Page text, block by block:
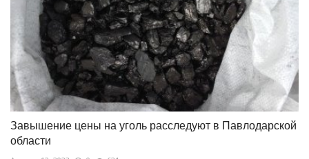
Завышение цены на уголь расследуют в Павлодарской
области